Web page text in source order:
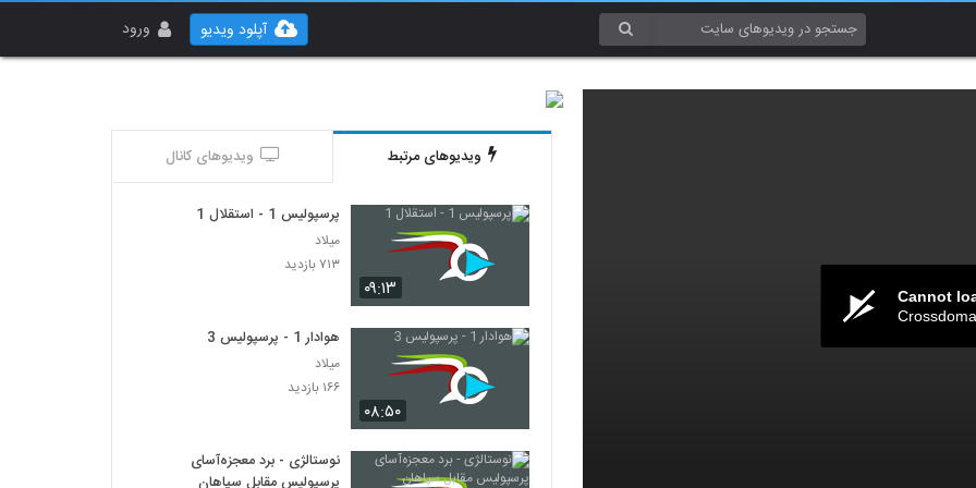
ورود آپلود ویدیو
Cannot
ویدیوهای مرتبط ویدیوهای کانال
۰۹:۱۳
پرسپولیس 1 - استقلال 1
میلاد
۷۱۳ بازدید
۰۸:۵۰
هوادار 1 - پرسپولیس 3
میلاد
۱۶۶ بازدید
نوستالژی - برد معجزه‌آسای
پرسپولیس مقابل سپاهان